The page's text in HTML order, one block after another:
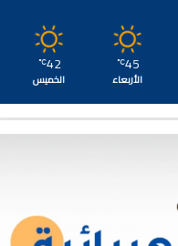
45
℃
الأربعاء
42
℃
الخميس